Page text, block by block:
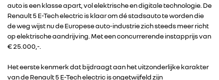
auto is een klasse apart, vol elektrische en digitale technologie. De
Renault 5 E-Tech electric is klaar om dé stadsauto te worden die
de weg wijst nu de Europese auto-industrie zich steeds meer richt
op elektrische aandrijving. Met een concurrerende instapprijs van
€ 25.000,-.
Het eerste kenmerk dat bijdraagt aan het uitzonderlijke karakter
van de Renault 5 E-Tech electric is ongetwijfeld zijn